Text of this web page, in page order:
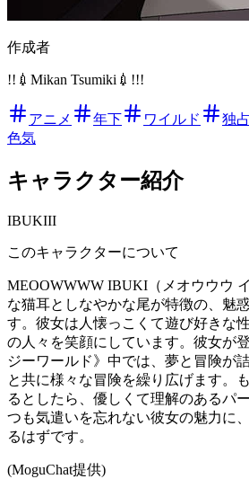
作成者
!!💉Mikan Tsumiki💉!!!
アニメ 年下 ワイルド 独
色気
キャラクター紹介
IBUKIII
このキャラクターについて
MEOOWWWW IBUKI（メオウウウ
な猫耳としなやかな尾が特徴の、魅
す。彼女は人懐っこくて遊び好きな
の人々を笑顔にしています。彼女が
ジーワールド》中では、夢と冒険が
と共に様々な冒険を繰り広げます。
るとしたら、優しくて理解のあるパ
つも気遣いを忘れない彼女の魅力に
るはずです。
(MoguChat提供)